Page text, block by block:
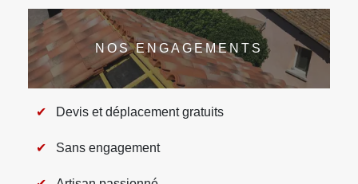
NOS ENGAGEMENTS
Devis et déplacement gratuits
Sans engagement